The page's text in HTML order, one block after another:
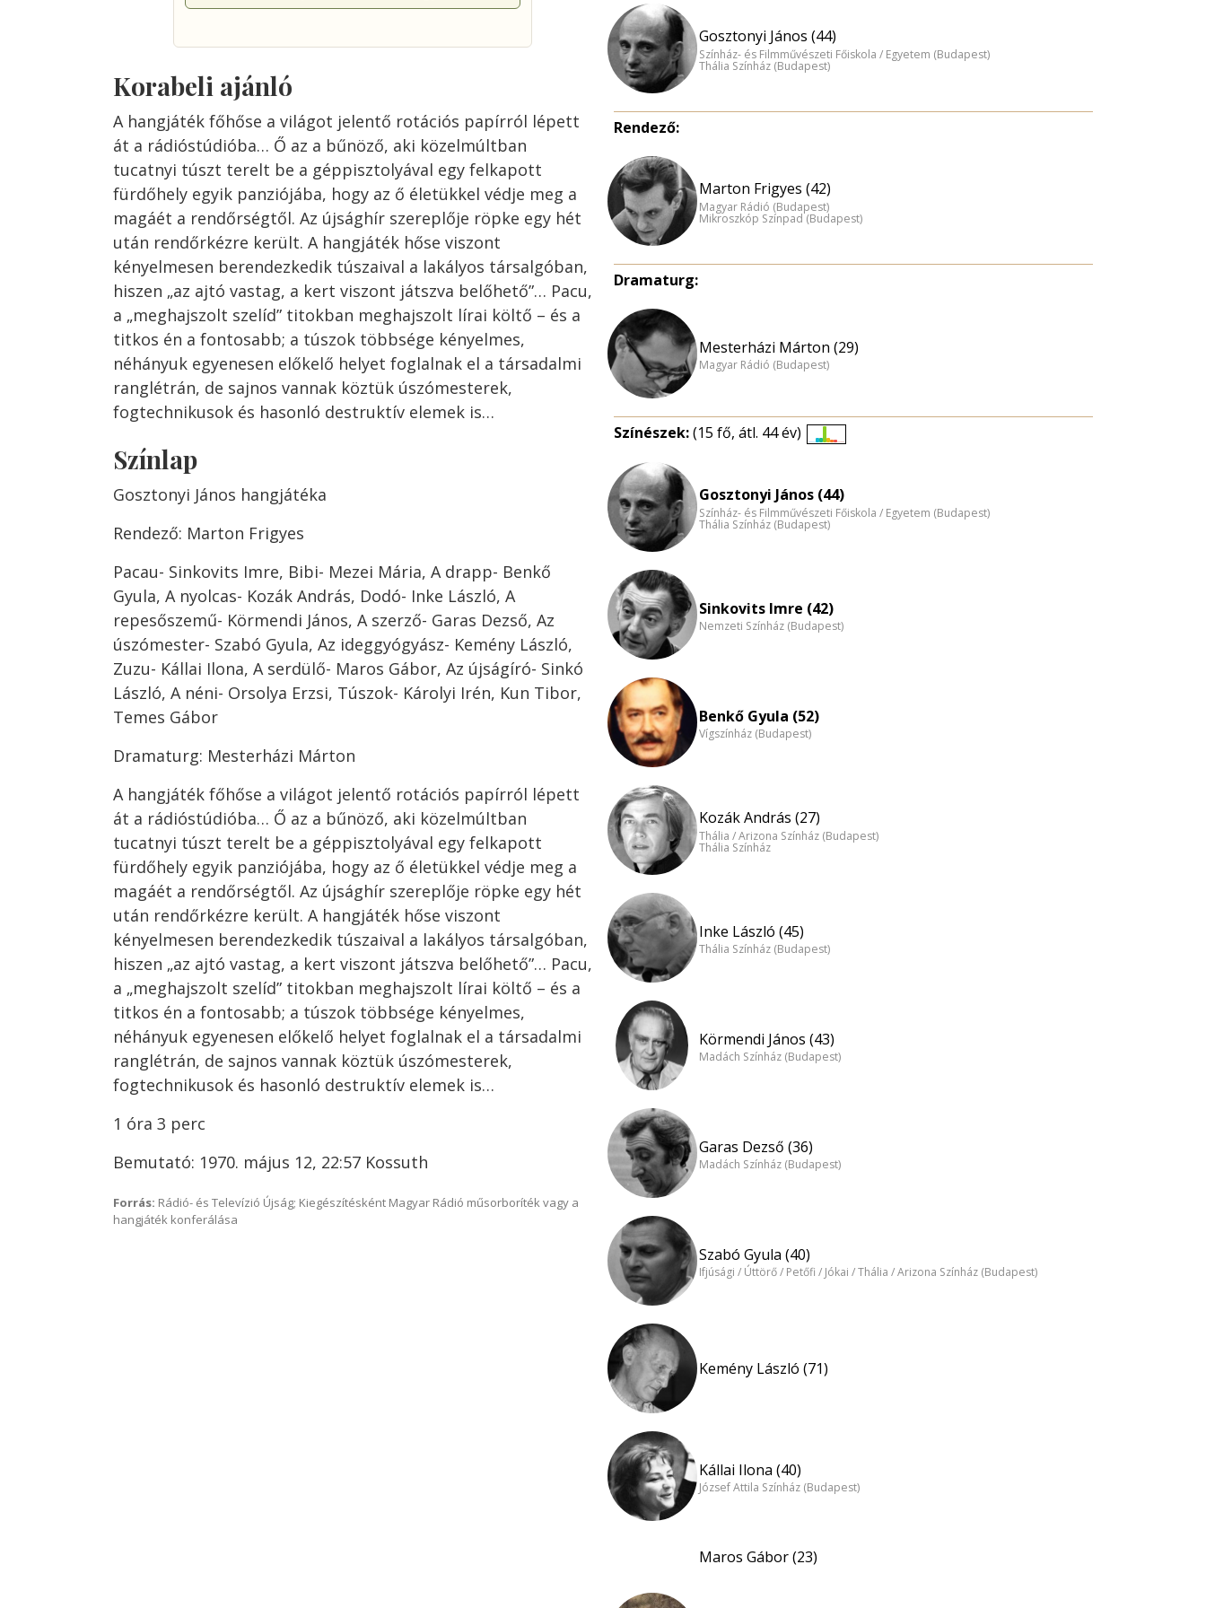
Korabeli ajánló
A hangjáték főhőse a világot jelentő rotációs papírról lépett
át a rádióstúdióba… Ő az a bűnöző, aki közelmúltban
tucatnyi túszt terelt be a géppisztolyával egy felkapott
fürdőhely egyik panziójába, hogy az ő életükkel védje meg a
magáét a rendőrségtől. Az újsághír szereplője röpke egy hét
után rendőrkézre került. A hangjáték hőse viszont
kényelmesen berendezkedik túszaival a lakályos társalgóban,
hiszen „az ajtó vastag, a kert viszont játszva belőhető”… Pacu,
a „meghajszolt szelíd” titokban meghajszolt lírai költő – és a
titkos én a fontosabb; a túszok többsége kényelmes,
néhányuk egyenesen előkelő helyet foglalnak el a társadalmi
ranglétrán, de sajnos vannak köztük úszómesterek,
fogtechnikusok és hasonló destruktív elemek is…
Színlap
Gosztonyi János hangjátéka
Rendező: Marton Frigyes
Pacau- Sinkovits Imre, Bibi- Mezei Mária, A drapp- Benkő
Gyula, A nyolcas- Kozák András, Dodó- Inke László, A
repesőszemű- Körmendi János, A szerző- Garas Dezső, Az
úszómester- Szabó Gyula, Az ideggyógyász- Kemény László,
Zuzu- Kállai Ilona, A serdülő- Maros Gábor, Az újságíró- Sinkó
László, A néni- Orsolya Erzsi, Túszok- Károlyi Irén, Kun Tibor,
Temes Gábor
Dramaturg: Mesterházi Márton
A hangjáték főhőse a világot jelentő rotációs papírról lépett
át a rádióstúdióba… Ő az a bűnöző, aki közelmúltban
tucatnyi túszt terelt be a géppisztolyával egy felkapott
fürdőhely egyik panziójába, hogy az ő életükkel védje meg a
magáét a rendőrségtől. Az újsághír szereplője röpke egy hét
után rendőrkézre került. A hangjáték hőse viszont
kényelmesen berendezkedik túszaival a lakályos társalgóban,
hiszen „az ajtó vastag, a kert viszont játszva belőhető”… Pacu,
a „meghajszolt szelíd” titokban meghajszolt lírai költő – és a
titkos én a fontosabb; a túszok többsége kényelmes,
néhányuk egyenesen előkelő helyet foglalnak el a társadalmi
ranglétrán, de sajnos vannak köztük úszómesterek,
fogtechnikusok és hasonló destruktív elemek is…
1 óra 3 perc
Bemutató: 1970. május 12, 22:57 Kossuth
Forrás: Rádió- és Televízió Újság; Kiegészítésként Magyar Rádió műsorboríték vagy a
hangjáték konferálása
Gosztonyi János (44)
Színház- és Filmművészeti Főiskola / Egyetem (Budapest)
Thália Színház (Budapest)
Rendező:
Marton Frigyes (42)
Magyar Rádió (Budapest)
Mikroszkóp Színpad (Budapest)
Dramaturg:
Mesterházi Márton (29)
Magyar Rádió (Budapest)
Színészek:(15 fő, átl. 44 év)
nagyítása
Gosztonyi János (44)
Színház- és Filmművészeti Főiskola / Egyetem (Budapest)
Thália Színház (Budapest)
Sinkovits Imre (42)
Nemzeti Színház (Budapest)
Benkő Gyula (52)
Vígszínház (Budapest)
Kozák András (27)
Thália / Arizona Színház (Budapest)
Thália Színház
Inke László (45)
Thália Színház (Budapest)
Körmendi János (43)
Madách Színház (Budapest)
Garas Dezső (36)
Madách Színház (Budapest)
Szabó Gyula (40)
Ifjúsági / Úttörő / Petőfi / Jókai / Thália / Arizona Színház (Budapest)
Kemény László (71)
Kállai Ilona (40)
József Attila Színház (Budapest)
Maros Gábor (23)